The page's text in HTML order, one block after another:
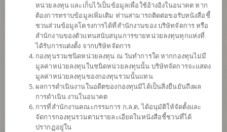
กองทุนเปิดไทยพาณิชย์ หุ้นจีนเอแชร์ (ชนิด
หน่วยลงทุน และเก็บไว้เป็นข้อมูลเพื่อใช้อ้างอิงในอนาคต หาก
ต้องการทราบข้อมูลเพิ่มเติม ท่านสามารถติดต่อขอรับหนังสือชี้
ชวนส่วนข้อมูลโครงการได้ที่สำนักงานของ บริษัทจัดการ หรือ
สำนักงานของตัวแทนสนับสนุนการขายหน่วยลงทุนทุกแห่งที่
ได้รับการแต่งตั้ง จากบริษัทจัดการ
กองทุนรวมชนิดหน่วยลงทุน ณ วันทำการใด หากกองทุนไม่มี
มูลค่าหน่วยลงทุนในชนิดหน่วยลงทุนนั้น บริษัทจัดการจะแสดง
มูลค่าหน่วยลงทุนของกองทุนรวมนั้นแทน
ผลการดำเนินงานในอดีตของกองทุนมิได้เป็นสิ่งยืนยันถึงผล
การดำเนิน งานในอนาคต
การที่สำนักงานคณะกรรมการ ก.ล.ต. ได้อนุมัติให้จัดตั้งและ
จัดการกองทุนรวมตามรายละเอียดในหนังสือชี้ชวนที่ได้
ปรากฏอยู่ใน